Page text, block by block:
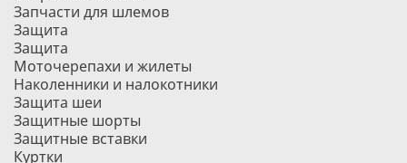
Запчасти для шлемов
Защита
Защита
Моточерепахи и жилеты
Наколенники и налокотники
Защита шеи
Защитные шорты
Защитные вставки
Куртки